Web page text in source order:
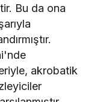
Bu da ona
akrobatik